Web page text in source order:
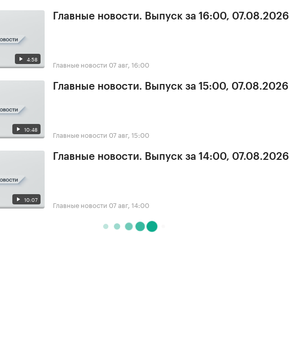
4:58
Главные новости. Выпуск за 16:00, 07.08.2026
Главные новости 07 авг, 16:00
10:48
Главные новости. Выпуск за 15:00, 07.08.2026
Главные новости 07 авг, 15:00
10:07
Главные новости. Выпуск за 14:00, 07.08.2026
Главные новости 07 авг, 14:00